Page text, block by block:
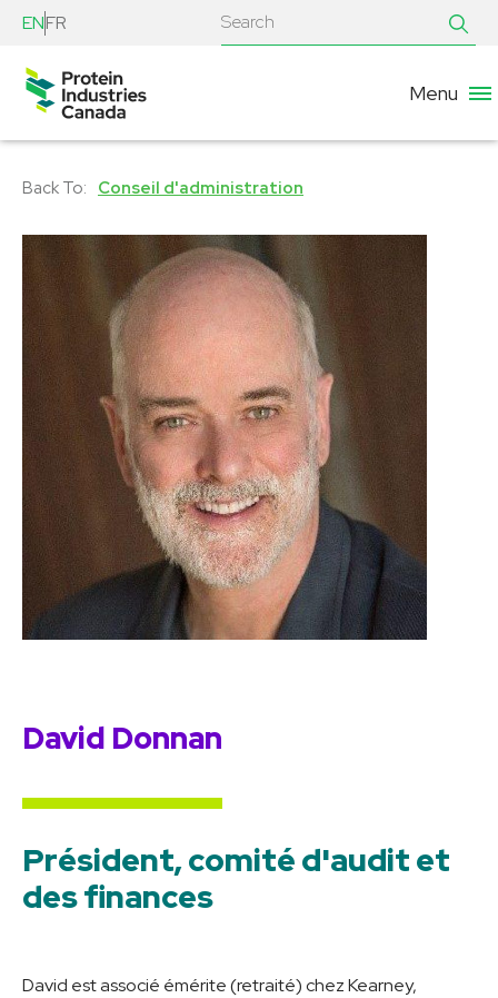
ENFR
Menu
Conseil d'administration
David Donnan
Président, comité d'audit et
des finances
David est associé émérite (retraité) chez Kearney,